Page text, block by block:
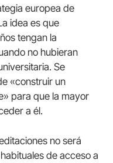
europea de
idea es que
tengan la
no hubieran
Se
«construir un
para que la mayor
a él.
no será
de acceso a